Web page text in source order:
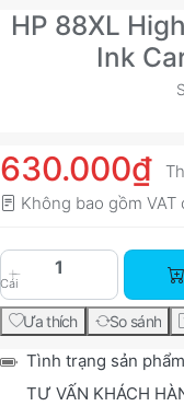
HP 88XL
Ink
630.000₫
Không bao gồm VAT
Cái
HP
Ưa thích So sánh
Tình trạng sản
TƯ VẤN KHÁCH